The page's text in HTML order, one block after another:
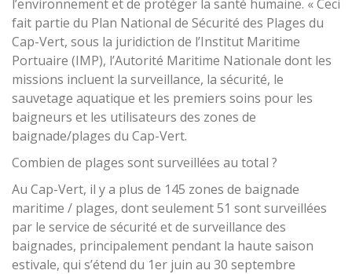
l’environnement et de protéger la santé humaine. « Ceci
fait partie du Plan National de Sécurité des Plages du
Cap-Vert, sous la juridiction de l’Institut Maritime
Portuaire (IMP), l’Autorité Maritime Nationale dont les
missions incluent la surveillance, la sécurité, le
sauvetage aquatique et les premiers soins pour les
baigneurs et les utilisateurs des zones de
baignade/plages du Cap-Vert.
Combien de plages sont surveillées au total ?
Au Cap-Vert, il y a plus de 145 zones de baignade
maritime / plages, dont seulement 51 sont surveillées
par le service de sécurité et de surveillance des
baignades, principalement pendant la haute saison
estivale, qui s’étend du 1er juin au 30 septembre